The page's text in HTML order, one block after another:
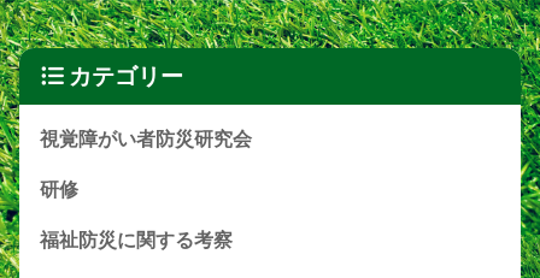
カテゴリー
視覚障がい者防災研究会
研修
福祉防災に関する考察